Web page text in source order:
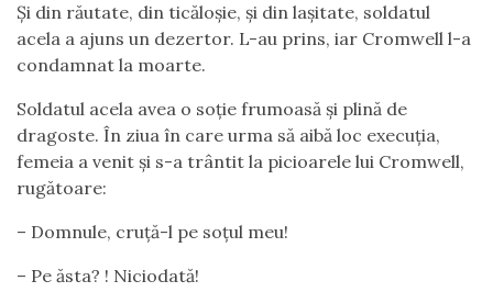
Și din răutate, din ticăloșie, și din lașitate, soldatul
acela a ajuns un dezertor. L-au prins, iar Cromwell l-a
condamnat la moarte.
Soldatul acela avea o soție frumoasă și plină de
dragoste. În ziua în care urma să aibă loc execuția,
femeia a venit și s-a trântit la picioarele lui Cromwell,
rugătoare:
– Domnule, cruță-l pe soțul meu!
– Pe ăsta? ! Niciodată!